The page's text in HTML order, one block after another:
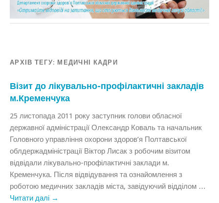
АРХІВ ТЕГУ: МЕДИЧНІ КАДРИ
Візит до лікувально-профілактичні закладів
м.Кременчука
25 листопада 2011 року заступник голови обласної
державної адміністрації Олександр Коваль та начальник
Головного управління охорони здоров’я Полтавської
облдержадміністрації Віктор Лисак з робочим візитом
відвідали лікувально-профілактичні заклади м.
Кременчука. Після відвідування та ознайомлення з
роботою медичних закладів міста, завідуючий відділом …
Читати далі →